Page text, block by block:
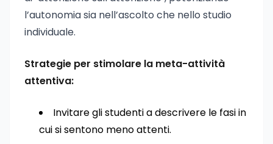
l’autonomia sia nell’ascolto che nello studio
individuale.
Strategie per stimolare la meta-attività
attentiva:
Invitare gli studenti a descrivere le fasi in
cui si sentono meno attenti.